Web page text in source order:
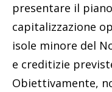
presentare il
capitalizzazione
isole minore del
e creditizie
Obiettivamente,